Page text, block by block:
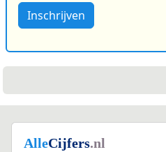
Inschrijven